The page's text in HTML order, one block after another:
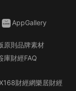
AppGallery
原則品牌素材
庫財經FAQ
財經網樂居財經